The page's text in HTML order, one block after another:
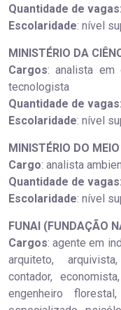
Quantidade de vagas:
Escolaridade: nível
MINISTÉRIO DA
Cargos: analista em
tecnologista
Quantidade de vagas:
Escolaridade: nível
MINISTÉRIO DO
Cargo: analista
Quantidade de vagas:
Escolaridade: nível
FUNAI (FUNDAÇÃO
Cargos: agente em
arquiteto,
contador,
engenheiro